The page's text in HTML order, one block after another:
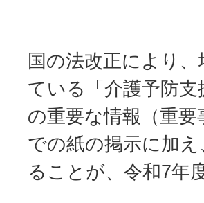
国の法改正により
ている「介護予防
の重要な情報（重
での紙の掲示に加
ることが、令和7年